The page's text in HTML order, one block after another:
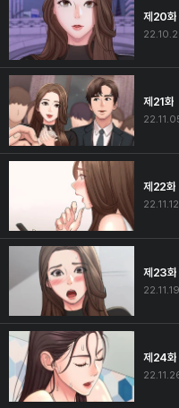
제20화
제21화
제22화
22.11.12
제23화
22.11.19
제24화